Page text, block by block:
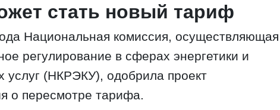
стать новый тариф
Национальная комиссия, осуществляющая
регулирование в сферах энергетики и
услуг (НКРЭКУ), одобрила проект
о пересмотре тарифа.